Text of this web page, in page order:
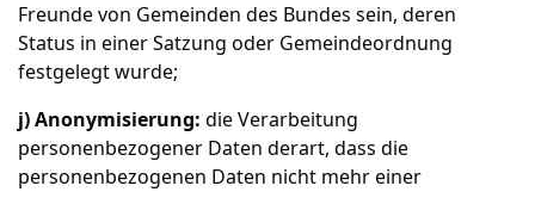
Freunde von Gemeinden des Bundes sein, deren
Status in einer Satzung oder Gemeindeordnung
festgelegt wurde;
j) Anonymisierung: die Verarbeitung
personenbezogener Daten derart, dass die
personenbezogenen Daten nicht mehr einer